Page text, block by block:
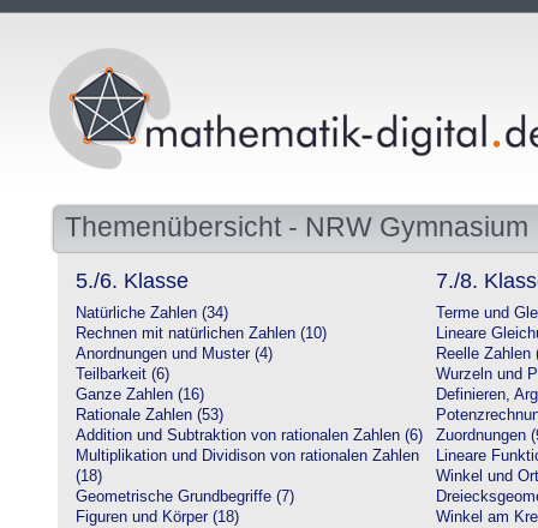
Themenübersicht - NRW Gymnasium
5./6. Klasse
Natürliche Zahlen (34)
Rechnen mit natürlichen Zahlen (10)
Anordnungen und Muster (4)
Teilbarkeit (6)
Ganze Zahlen (16)
Rationale Zahlen (53)
Addition und Subtraktion von rationalen Zahlen (6)
Multiplikation und Dividison von rationalen Zahlen
(18)
Geometrische Grundbegriffe (7)
Figuren und Körper (18)
7./8.
Terme und
Lineare
Reelle Zahlen
Wurzeln und
Definieren,
Zuordnungen
Lineare
Winkel und
Winkel am